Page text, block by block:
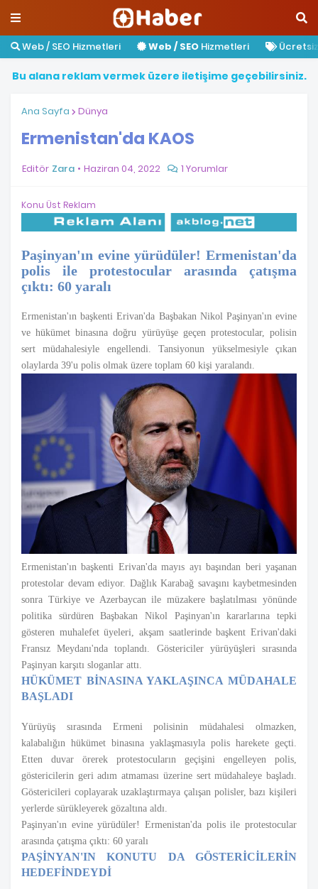
Web / SEO Hizmetleri Web / SEO Hizmetleri
Bu alana reklamvermek üzere iletişime geçebilirsiniz.
Ana Sayfa Dünya
Ermenistan'da KAOS
Editör Zara Haziran 04, 2022 1 Yorumlar
Konu Üst Reklam
Paşinyan'ın evine yürüdüler! Ermenistan'da
polis ile protestocular arasında çatışma
çıktı: 60 yaralı
Ermenistan'ın başkenti Erivan'da Başbakan Nikol Paşinyan'ın evine
ve hükümet binasına doğru yürüyüşe geçen protestocular, polisin
sert müdahalesiyle engellendi. Tansiyonun yükselmesiyle çıkan
olaylarda 39'u polis olmak üzere toplam 60 kişi yaralandı.
Ermenistan'ın başkenti Erivan'da mayıs ayı başından beri yaşanan
protestolar devam ediyor. Dağlık Karabağ savaşını kaybetmesinden
sonra Türkiye ve Azerbaycan ile müzakere başlatılması yönünde
politika sürdüren Başbakan Nikol Paşinyan'ın kararlarına tepki
gösteren muhalefet üyeleri, akşam saatlerinde başkent Erivan'daki
Fransız Meydanı'nda toplandı. Göstericiler yürüyüşleri sırasında
Paşinyan karşıtı sloganlar attı.
HÜKÜMET BİNASINA YAKLAŞINCA MÜDAHALE
BAŞLADI
Yürüyüş sırasında Ermeni polisinin müdahalesi olmazken,
kalabalığın hükümet binasına yaklaşmasıyla polis harekete geçti.
Etten duvar örerek protestocuların geçişini engelleyen polis,
göstericilerin geri adım atmaması üzerine sert müdahaleye başladı.
Göstericileri coplayarak uzaklaştırmaya çalışan polisler, bazı kişileri
yerlerde sürükleyerek gözaltına aldı.
Paşinyan'ın evine yürüdüler! Ermenistan'da polis ile protestocular
arasında çatışma çıktı: 60 yaralı
PAŞİNYAN'IN KONUTU DA GÖSTERİCİLERİN
HEDEFİNDEYDİ